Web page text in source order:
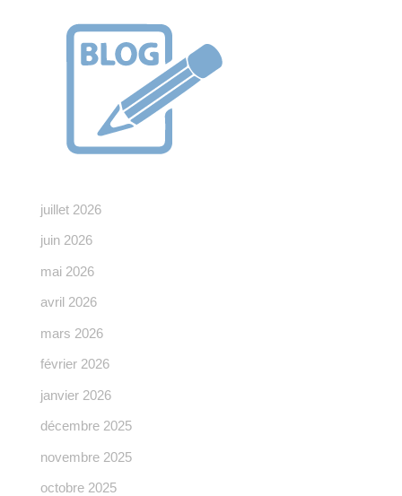
juillet 2026
juin 2026
mai 2026
avril 2026
mars 2026
février 2026
janvier 2026
décembre 2025
novembre 2025
octobre 2025